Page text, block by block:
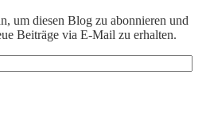
um diesen Blog zu abonnieren und
Beiträge via E-Mail zu erhalten.